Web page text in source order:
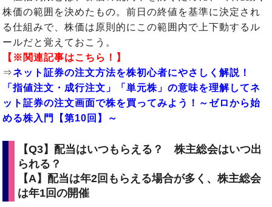
株価の範囲を決めたもの。前日の終値を基準に決定され
る仕組みで、株価は原則的にこの範囲内で上下動するル
ールだと覚えておこう。
【※関連記事はこちら！】
⇒ネット証券の注文方法を株初心者にやさしく解説！
「指値注文・成行注文」「単元株」の意味を理解してネ
ット証券の注文画面で株を買ってみよう！～ゼロから始
める株入門【第10回】～
【Q3】配当はいつもらえる？ 株主総会はいつ出
られる？
【A】配当は年2回もらえる場合が多く、株主総会
は年1回の開催